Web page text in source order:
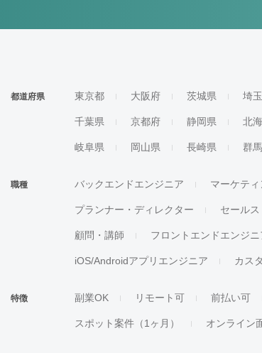
都道府県 東京都 大阪府 茨城県 埼
千葉県 京都府 静岡県 北
岐阜県 岡山県 長崎県 群
職種 バックエンドエンジニア マーケテ
プランナー・ディレクター セールス
顧問・講師 フロントエンドエンジニ
iOS/Androidアプリエンジニア カス
特徴 副業OK リモート可 前払い可
スポット案件（1ヶ月） オンライン